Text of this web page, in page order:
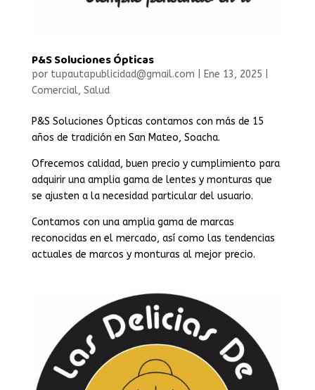
P&S Soluciones Ópticas
por tupautapublicidad@gmail.com Ene 13, 2025
Comercial, Salud
P&S Soluciones Ópticas contamos con más de 15
años de tradición en San Mateo, Soacha.
Ofrecemos calidad, buen precio y cumplimiento para
adquirir una amplia gama de lentes y monturas que
se ajusten a la necesidad particular del usuario.
Contamos con una amplia gama de marcas
reconocidas en el mercado, así como las tendencias
actuales de marcos y monturas al mejor precio.